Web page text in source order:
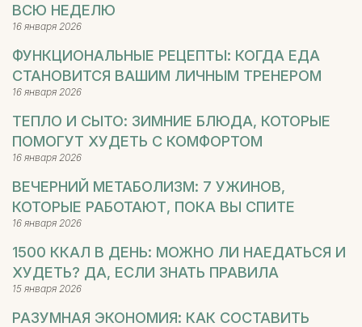
ВСЮ НЕДЕЛЮ
16 января 2026
ФУНКЦИОНАЛЬНЫЕ РЕЦЕПТЫ: КОГДА ЕДА
СТАНОВИТСЯ ВАШИМ ЛИЧНЫМ ТРЕНЕРОМ
16 января 2026
ТЕПЛО И СЫТО: ЗИМНИЕ БЛЮДА, КОТОРЫЕ
ПОМОГУТ ХУДЕТЬ С КОМФОРТОМ
16 января 2026
ВЕЧЕРНИЙ МЕТАБОЛИЗМ: 7 УЖИНОВ,
КОТОРЫЕ РАБОТАЮТ, ПОКА ВЫ СПИТЕ
16 января 2026
1500 ККАЛ В ДЕНЬ: МОЖНО ЛИ НАЕДАТЬСЯ И
ХУДЕТЬ? ДА, ЕСЛИ ЗНАТЬ ПРАВИЛА
15 января 2026
РАЗУМНАЯ ЭКОНОМИЯ: КАК СОСТАВИТЬ